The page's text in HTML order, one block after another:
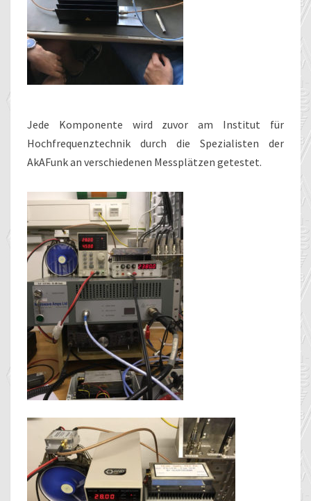
Jede Komponente wird zuvor am Institut für
Hochfrequenztechnik durch die Spezialisten der
AkAFunk an verschiedenen Messplätzen getestet.